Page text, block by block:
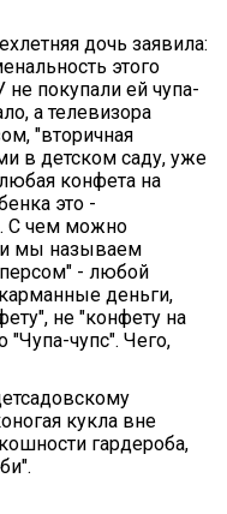
дочь заявила:
этого
покупали ей чупа-
а телевизора
"вторичная
в детском саду, уже
конфета на
это -
С чем можно
мы называем
- любой
деньги,
не "конфету на
"Чупа-чупс". Чего,
кукла вне
гардероба,